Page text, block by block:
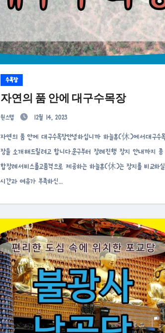
수목장
자연의 품 안에 대구수목장
원스텝 12월 14, 2023
자연의 품 안에 대구수목장안녕하십니까 하늘휴(休)에서대구수목
장을 소개해드릴려고 합니다.운구부터 장례진행 장지 안내까지 종
합장례서비스를고품격으로 제공하는 하늘휴(休)는 장지를 비교하실
시간과 여유가 부족하신…